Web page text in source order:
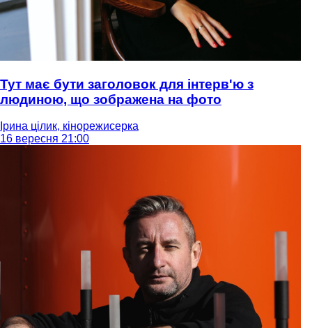
Тут має бути заголовок для інтерв'ю з
людиною, що зображена на фото
Ірина цілик, кінорежисерка
16 вересня 21:00